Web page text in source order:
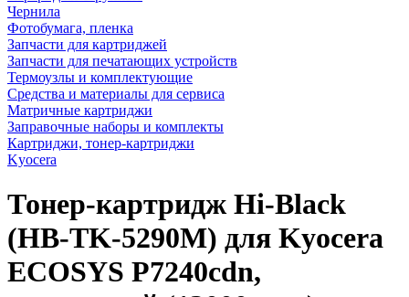
Чернила
Фотобумага, пленка
Запчасти для картриджей
Запчасти для печатающих устройств
Термоузлы и комплектующие
Средства и материалы для сервиса
Матричные картриджи
Заправочные наборы и комплекты
Картриджи, тонер-картриджи
Kyocera
Тонер-картридж Hi-Black
(HB-TK-5290M) для Kyocera
ECOSYS P7240cdn,